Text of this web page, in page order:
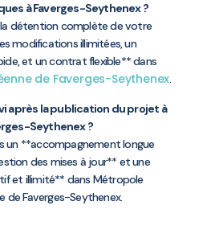
à Faverges-Seythenex ?
détention complète de votre
modifications illimitées, un
et un contrat flexible** dans
de Faverges-Seythenex.
après la publication du projet à
Seythenex ?
un **accompagnement longue
des mises à jour** et une
et illimité** dans Métropole
de Faverges-Seythenex.